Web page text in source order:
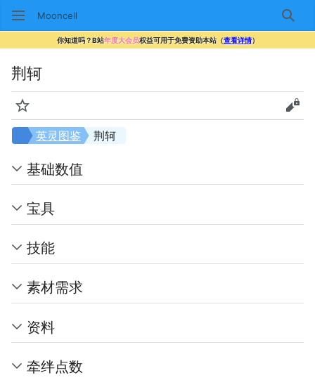
Mooncell 搜索
你知道吗？B站年度大会员权益可用于免费资助本站（查看详情）
荆轲
监视 查看
荆轲
英灵图鉴
基础数值
宝具
技能
素材需求
资料
牵绊点数